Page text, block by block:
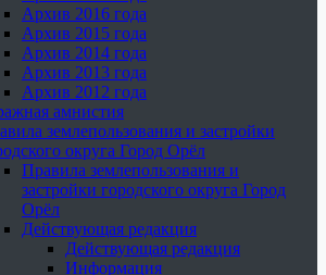
Архив 2016 года
Архив 2015 года
Архив 2014 года
Архив 2013 года
Архив 2012 года
амнистия
землепользования и застройки
округа Город Орёл
Правила землепользования и
застройки городского округа Город
Орёл
Действующая редакция
Действующая редакция
Информация